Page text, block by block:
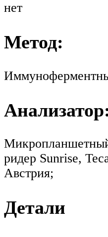
нет
Метод:
ридер Sunrise,
Австрия;
Детали